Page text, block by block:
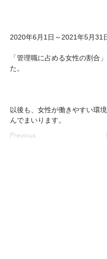
2020年6月1日～2021年5月31
「管理職に占める女性の割合
た。
以後も、女性が働きやすい環
んでまいります。
Previous